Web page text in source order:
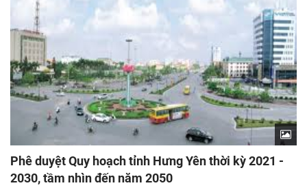
Phê duyệt Quy hoạch tỉnh Hưng Yên thời kỳ 2021 -
2030, tầm nhìn đến năm 2050